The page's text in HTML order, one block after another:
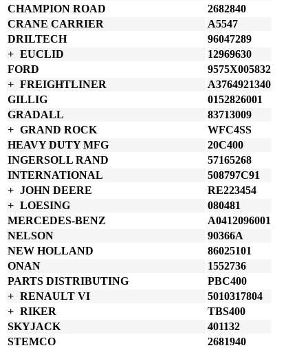
CHAMPION ROAD
2682840
CRANE CARRIER
A5547
DRILTECH
96047289
EUCLID
12969630
FORD
9575X005832
FREIGHTLINER
A3764921340
GILLIG
0152826001
GRADALL
83713009
GRAND ROCK
WFC4SS
HEAVY DUTY MFG
20C400
INGERSOLL RAND
57165268
INTERNATIONAL
508797C91
JOHN DEERE
RE223454
LOESING
080481
MERCEDES-BENZ
A0412096001
NELSON
90366A
NEW HOLLAND
86025101
ONAN
1552736
PARTS DISTRIBUTING
PBC400
RENAULT VI
5010317804
RIKER
TBS400
SKYJACK
401132
STEMCO
2681940